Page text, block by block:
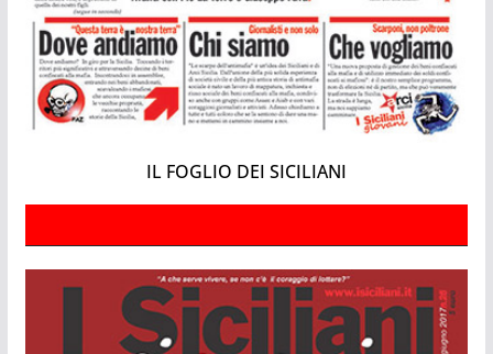
IL FOGLIO DEI SICILIANI